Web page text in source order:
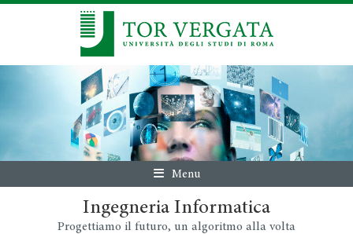
Menu
Ingegneria Informatica
Progettiamo il futuro, un algoritmo alla volta